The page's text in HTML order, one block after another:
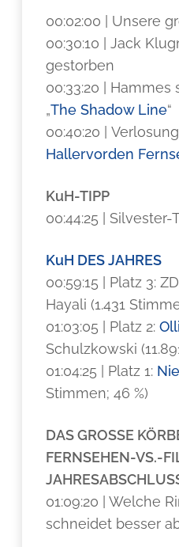
00:02:00 | Unsere
00:30:10 | Jack
gestorben
00:33:20 | Hammes
„The Shadow Line“
00:40:20 |
Hallervorden
KuH-TIPP
00:44:25 |
KuH DES JAHRES
00:59:15 | Platz 3:
Hayali (1.431
01:03:05 | Platz 2:
Schulzkowski
01:04:25 | Platz 1:
Stimmen; 46 %)
DAS GROSSE
FERNSEHEN-VS.-
01:09:20 |
Welche
schneidet besser